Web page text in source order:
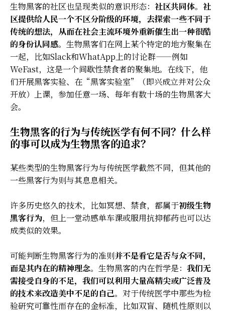
生物黑客的社区也呈现类似的意识形态： 社区共同体。 社
区提供给人民一个不区分阶级的环境，去探索一些不同于
传统的想法，从而在社会主流环境外重新催生出一种很酷
的身份认同感。生物黑客们在网上某个特定的地方聚集在
一起，比如Slack和WhatApp上的讨论群——例如
WeFast，这是一个间歇性禁食者的聚集地。在线下，他
们开展黑客实验、在“黑客实验室”（即兴成立并对公众
开放）上课，参加任意一场、每年有数十场的生物黑客大
会。
生物黑客的行为与传统医学有何不同？什么样
的事可以成为生物黑客的追求？
某些类型的生物黑客行为与传统医学截然不同，但其他的
一些黑客行为则与其息息相关。
许多历史悠久的技术，比如冥想、禁食，都属于初级生物
黑客行为，但上一堂动感单车课或服用抗抑郁药也可以达
成类似的效果。
可能判断生物黑客行为的准则并不是看它是否与众不同，
而是其内在的精神理念。生物黑客的内在哲学是： 我们无
需接受自身的不足，我们可以利用大量高精尖或广泛普及
的技术来改造美中不足的自己。对于传统医学中那些为检
验研究可靠性而存在的金标准，比如双盲、随机性原则以